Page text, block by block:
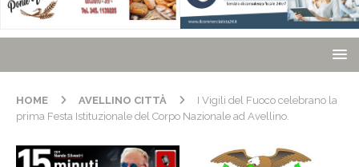
HOME AVELLINO CITTÀ
I Vigili del Fuoco celebrano la
prima Festa Istituzionale del Corpo Nazionale ad Avellino.